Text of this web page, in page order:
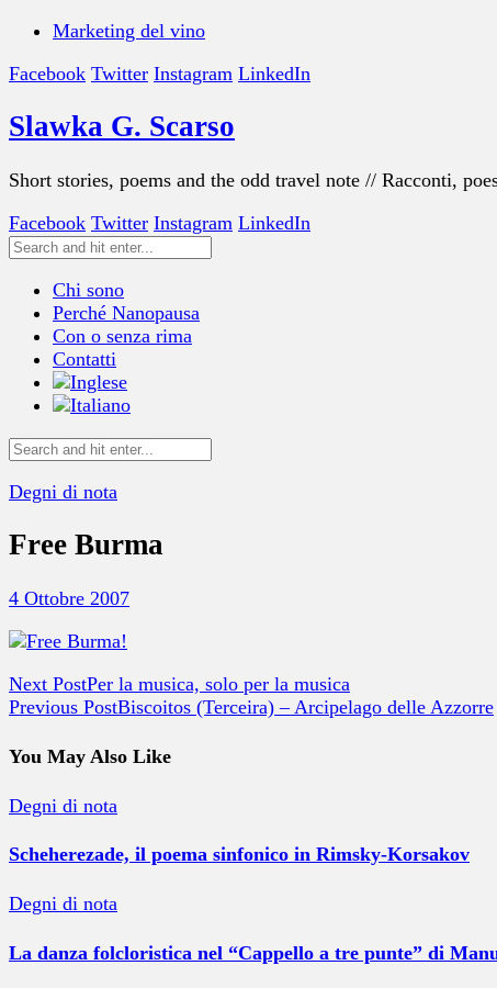
Marketing del vino
Facebook Twitter Instagram LinkedIn
Slawka G. Scarso
Short stories, poems and the odd travel note // Racconti,
Facebook Twitter Instagram LinkedIn
Chi sono
Perché Nanopausa
Con o senza rima
Contatti
Degni di nota
Free Burma
4 Ottobre 2007
Next PostPer la musica, solo per la musica
Previous PostBiscoitos (Terceira) – Arcipelago delle Azzorre
You May Also Like
Degni di nota
Scheherezade, il poema sinfonico in Rimsky-Korsakov
Degni di nota
La danza folcloristica nel “Cappello a tre punte” di